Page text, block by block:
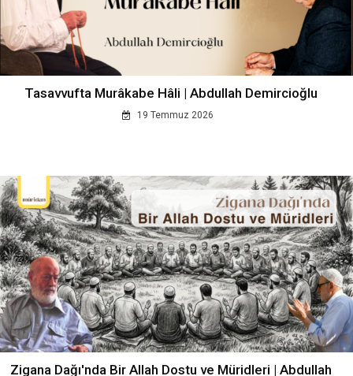
Tasavvufta Murâkabe Hâli | Abdullah Demircioğlu
19 Temmuz 2026
Zigana Dağı'nda Bir Allah Dostu ve Müridleri | Abdullah